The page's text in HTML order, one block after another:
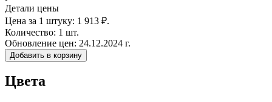
Детали цены
Цена за 1 штуку: 1 913 ₽.
Количество: 1 шт.
Обновление цен: 24.12.2024 г.
Добавить в корзину
Цвета